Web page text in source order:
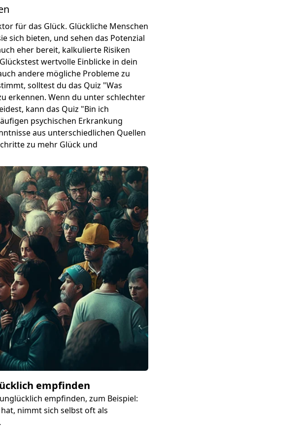
für das Glück. Glückliche Menschen
sich bieten, und sehen das Potenzial
eher bereit, kalkulierte Risiken
wertvolle Einblicke in dein
andere mögliche Probleme zu
solltest du das Quiz "Was
erkennen. Wenn du unter schlechter
kann das Quiz "Bin ich
psychischen Erkrankung
aus unterschiedlichen Quellen
zu mehr Glück und
empfinden
empfinden, zum Beispiel:
nimmt sich selbst oft als